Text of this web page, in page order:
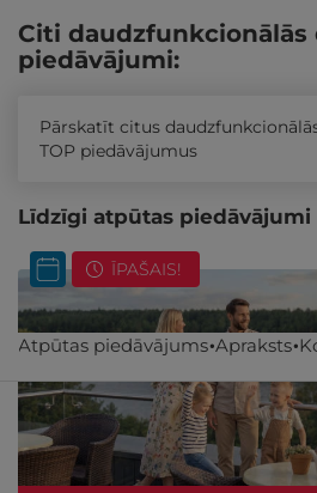
Atpūtas piedāvājums Apraksts
Citi daudzfunkcionālās
piedāvājumi:
Pārskatīt citus
TOP piedāvājumus
Līdzīgi atpūtas piedāvājumi
ĪPAŠAIS!